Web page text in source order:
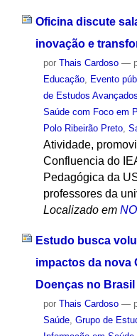
Oficina discute
inovação e
por Thais Cardoso —
Educação, Evento
de Estudos
Saúde com Foco em
Polo Ribeirão Preto,
Atividade,
Confluencia do
Pedagógica da
professores da
Localizado em
Estudo busca
impactos da nova
Doenças no Brasil
por Thais Cardoso —
Saúde, Grupo de